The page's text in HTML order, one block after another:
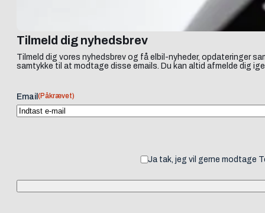
Tilmeld dig nyhedsbrev
Tilmeld dig vores nyhedsbrev og få elbil-nyheder, opdateringer
samtykke til at modtage disse emails. Du kan altid afmelde dig
Email (Påkrævet)
Ja tak, jeg vil gerne modtage